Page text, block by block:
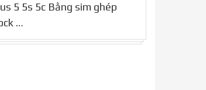
5 5s 5c Bằng sim ghép
…